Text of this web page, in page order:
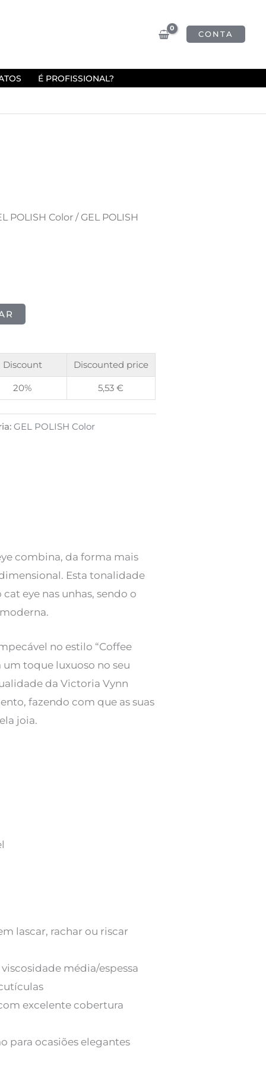
CONTA
É PROFISSIONAL?
POLISH Color/ GEL POLISH
Discount Discounted price
20% 5,53€
GEL POLISH Color
combina, da forma mais
Esta tonalidade
eye nas unhas, sendo o
no estilo “Coffee
toque luxuoso no seu
da Victoria Vynn
fazendo com que as suas
joia.
lascar, rachar ou riscar
média/espessa
excelente cobertura
para ocasiões elegantes